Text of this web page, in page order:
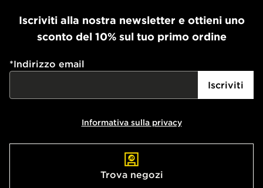
Iscriviti alla nostra newsletter e ottieni uno
sconto del 10% sul tuo primo ordine
*Indirizzo email
Iscriviti
Informativa sulla privacy
Trova negozi